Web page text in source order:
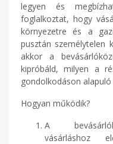
legyen és
foglalkoztat, hogy
környezetre és a
pusztán személytelen
akkor a
kipróbáld, milyen a
gondolkodáson
Hogyan működik?
A
vásárláshoz